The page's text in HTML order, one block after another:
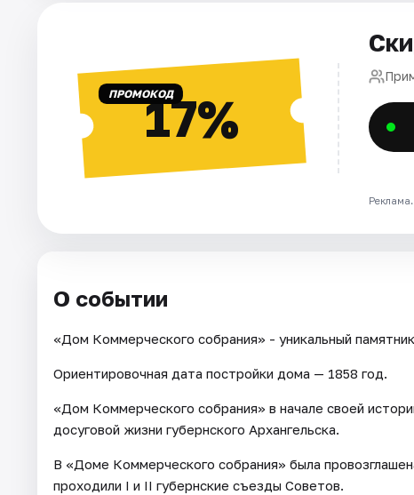
ПРОМОКОД17%
О событии
«Дом Коммерческого собрания» - уникальный
Ориентировочная дата постройки дома — 1858 год.
«Дом Коммерческого собрания» в начале своей
досуговой жизни губернского Архангельска.
В «Доме Коммерческого собрания» была
проходили I и II губернские съезды Советов.